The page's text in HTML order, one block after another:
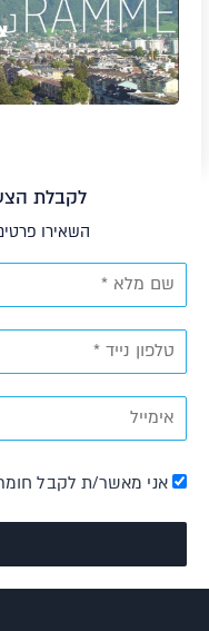
לקבלת
השאירו
אני מאשר/ת לקבל